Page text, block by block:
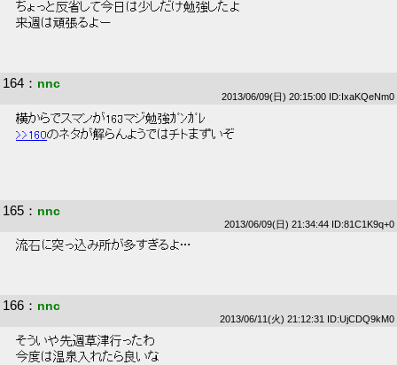
ちょっと反省して今日は少しだけ勉強したよ
来週は頑張るよー
164 ： nnc
2013/06/09(日) 20:15:00 ID:IxaKQeNm0
横からでスマンが163マジ勉強ｶﾞﾝｶﾞﾚ
>>160のネタが解らんようではチトまずいぞ
165 ： nnc
2013/06/09(日) 21:34:44 ID:81C1K9q+0
流石に突っ込み所が多すぎるよ…
166 ： nnc
2013/06/11(火) 21:12:31 ID:UjCDQ9kM0
そういや先週草津行ったわ
今度は温泉入れたら良いな